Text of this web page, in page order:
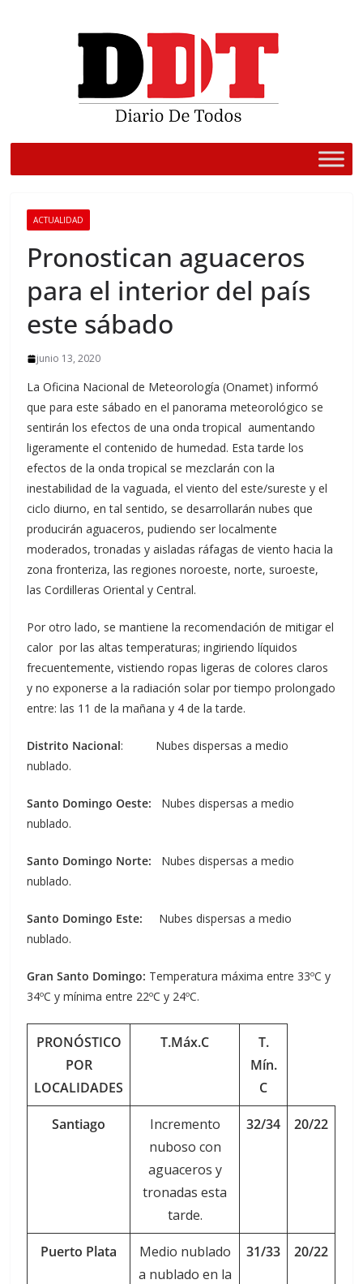
ACTUALIDAD
Pronostican aguaceros
para el interior del país
este sábado
junio 13, 2020
La Oficina Nacional de Meteorología (Onamet) informó
que para este sábado en el panorama meteorológico se
sentirán los efectos de una onda tropical aumentando
ligeramente el contenido de humedad. Esta tarde los
efectos de la onda tropical se mezclarán con la
inestabilidad de la vaguada, el viento del este/sureste y el
ciclo diurno, en tal sentido, se desarrollarán nubes que
producirán aguaceros, pudiendo ser localmente
moderados, tronadas y aisladas ráfagas de viento hacia la
zona fronteriza, las regiones noroeste, norte, suroeste,
las Cordilleras Oriental y Central.
Por otro lado, se mantiene la recomendación de mitigar el
calor por las altas temperaturas; ingiriendo líquidos
frecuentemente, vistiendo ropas ligeras de colores claros
y no exponerse a la radiación solar por tiempo prolongado
entre: las 11 de la mañana y 4 de la tarde.
Distrito Nacional: Nubes dispersas a medio
nublado.
Santo Domingo Oeste: Nubes dispersas a medio
nublado.
Santo Domingo Norte: Nubes dispersas a medio
nublado.
Santo Domingo Este:
Nubes dispersas a medio
nublado.
Gran Santo Domingo: Temperatura máxima entre 33ºC y
34ºC y mínima entre 22ºC y 24ºC.
PRONÓSTICO
POR
LOCALIDADES
T.Máx.C
T.
Mín.
C
Santiago
Incremento
nuboso con
aguaceros y
tronadas esta
tarde.
32/34 20/22
Puerto Plata
Medio nublado
a nublado en la
31/33 20/22